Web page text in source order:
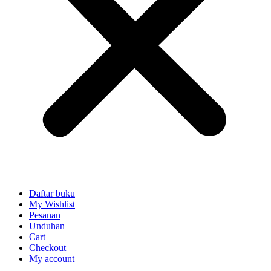
Daftar buku
My Wishlist
Pesanan
Unduhan
Cart
Checkout
My account